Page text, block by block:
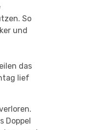
So
und
das
lief
Doppel